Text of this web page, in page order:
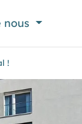
nous
!